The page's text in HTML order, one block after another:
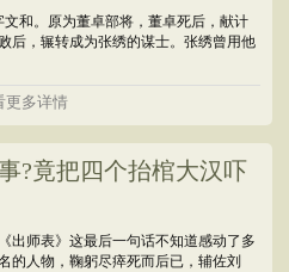
文和。原为董卓部将，董卓死后，献计
后，辗转成为张绣的谋士。张绣曾用他
更多详情
?竟把四个抬棺大汉吓
出师表》这最后一句话不知道感动了多
的人物，鞠躬尽瘁死而后已，辅佐刘